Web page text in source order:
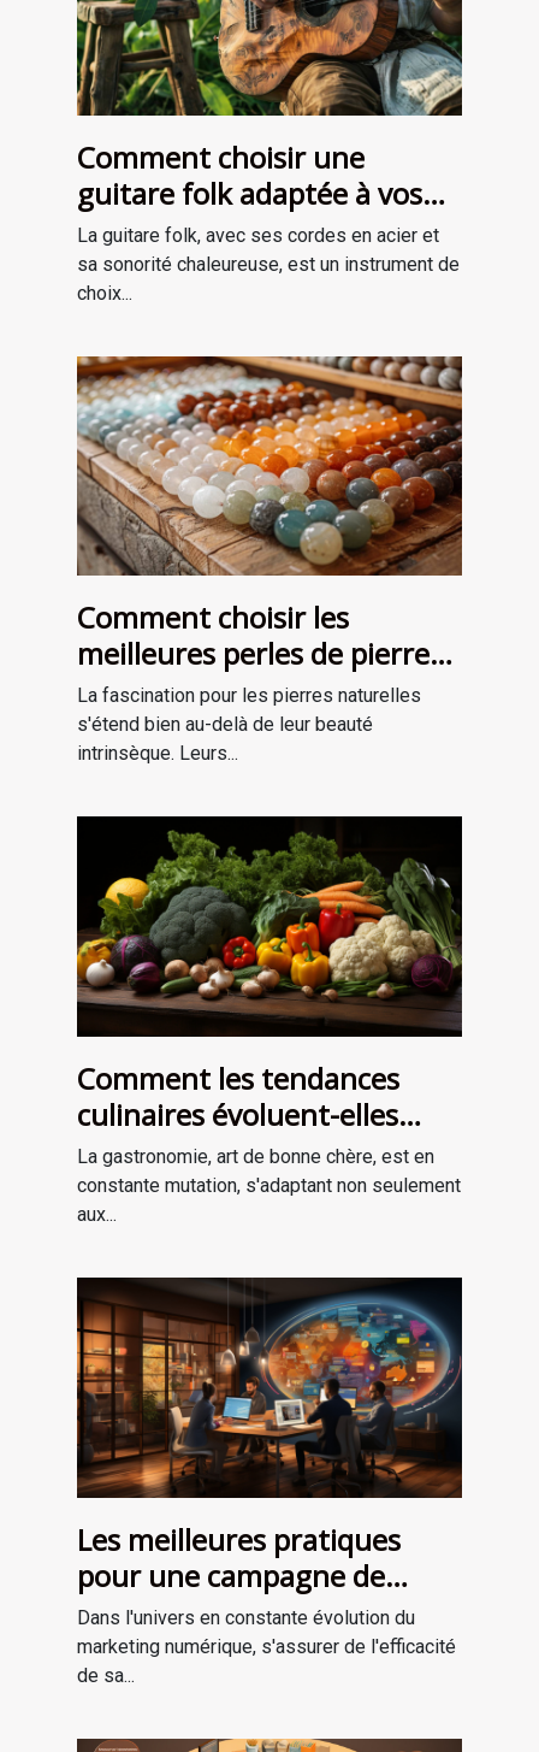
Comment choisir une
guitare folk adaptée à vos
besoins
La guitare folk, avec ses cordes en acier et
sa sonorité chaleureuse, est un instrument de
choix...
Comment choisir les
meilleures perles de pierre
naturelle pour vos projets de
bijouterie et de lithothérapie
La fascination pour les pierres naturelles
s'étend bien au-delà de leur beauté
intrinsèque. Leurs...
Comment les tendances
culinaires évoluent-elles
avec les saisons ?
La gastronomie, art de bonne chère, est en
constante mutation, s'adaptant non seulement
aux...
Les meilleures pratiques
pour une campagne de
marketing numérique
réussie
Dans l'univers en constante évolution du
marketing numérique, s'assurer de l'efficacité
de sa...